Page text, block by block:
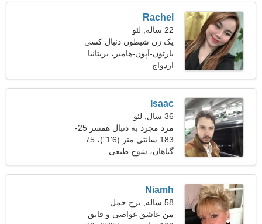
Rachel
22 ساله, لئو
یک زن شیطون دنبال کسی
مثل تو می گردد
بارتون-آپون-هامبر، بریتانیا
ازدواج
Isaac
36 سال, لئو
مرد مجرد به دنبال همسر 25-
31
183 سانتی متر (6'1")، 75
کیلوگرم (165 پوند)
گیاهان، شوخ طبعی
Niamh
58 ساله, برج حمل
من عاشق غواصی و قایق